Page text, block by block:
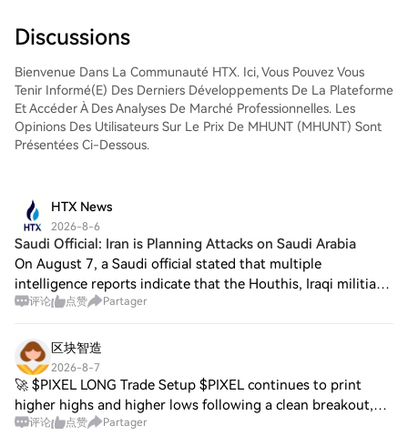
comme aux traders chevronnés.
Discussions
Bienvenue Dans La Communauté HTX. Ici, Vous Pouvez Vous
Tenir Informé(e) Des Derniers Développements De La Plateforme
Et Accéder À Des Analyses De Marché Professionnelles. Les
Opinions Des Utilisateurs Sur Le Prix De MHUNT (MHUNT) Sont
Présentées Ci-Dessous.
HTX News
2026-8-6
Saudi Official: Iran is Planning Attacks on Saudi Arabia
On August 7, a Saudi official stated that multiple
intelligence reports indicate that the Houthis, Iraqi militias,
and the Iranian Revolutionary Guard are coordinating plans
评论 点赞 Partager
区块智造
2026-8-7
🚀 $PIXEL LONG Trade Setup $PIXEL continues to print
higher highs and higher lows following a clean breakout,
confirming a strong bullish market structure. As long as
评论 点赞 Partager